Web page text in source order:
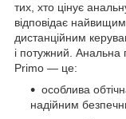
тих, хто цінує
відповідає
дистанційним
і потужний. Анальна
Primo — це:
особлива
надійним